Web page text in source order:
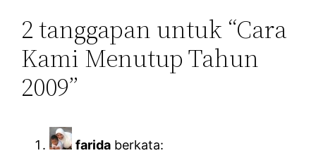
2 tanggapan untuk “Cara
Kami Menutup Tahun
2009”
farida berkata: